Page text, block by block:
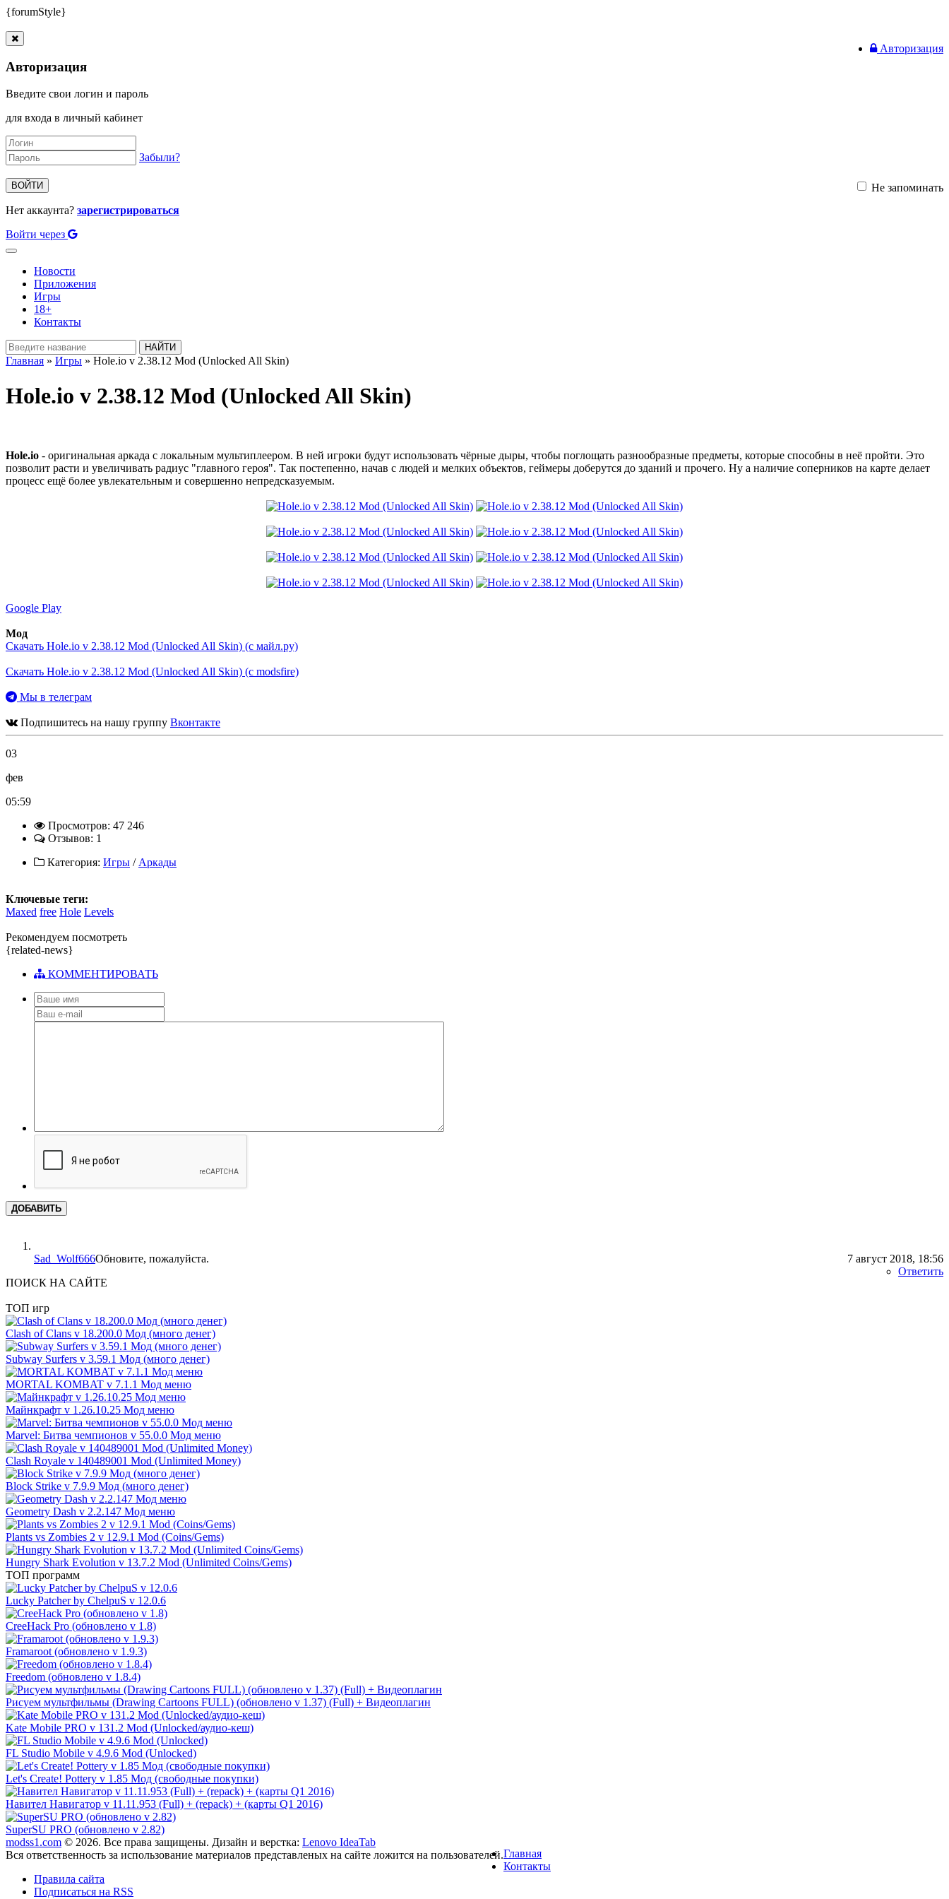
{forumStyle}
Авторизация
Авторизация
Введите свои логин и пароль
для входа в личный кабинет
Забыли?
ВОЙТИ
Не запоминать
Нет аккаунта? зарегистрироваться
Войти через
Toggle
navigationНовости
Приложения
Игры
18+
Контакты
Главная » Игры » Hole.io v 2.38.12 Mod (Unlocked All Skin)
Hole.io v 2.38.12 Mod (Unlocked All Skin)
Hole.io - оригинальная аркада с локальным мультиплеером. В ней игроки будут использовать чёрные дыры, чтобы поглощать разнообразные предметы, которые способны в неё пройти. Это
позволит расти и увеличивать радиус "главного героя". Так постепенно, начав с людей и мелких объектов, геймеры доберутся до зданий и прочего. Ну а наличие соперников на карте делает
процесс ещё более увлекательным и совершенно непредсказуемым.
Google Play
Мод
Скачать Hole.io v 2.38.12 Mod (Unlocked All Skin) (с майл.ру)
Скачать Hole.io v 2.38.12 Mod (Unlocked All Skin) (с modsfire)
Мы в телеграм
Подпишитесь на нашу группу Вконтакте
03
фев
05:59
Просмотров: 47 246
Отзывов: 1
Категория: Игры / Аркады
Ключевые теги:
Maxed free Hole Levels
Рекомендуем посмотреть
{related-news}
КОММЕНТИРОВАТЬ
ДОБАВИТЬ
Sad_Wolf666 7 август 2018, 18:56
Обновите, пожалуйста.
Ответить
ПОИСК НА САЙТЕ
ТОП игр
Clash of Clans v 18.200.0 Мод (много денег)
Subway Surfers v 3.59.1 Мод (много денег)
MORTAL KOMBAT v 7.1.1 Мод меню
Майнкрафт v 1.26.10.25 Мод меню
Marvel: Битва чемпионов v 55.0.0 Мод меню
Clash Royale v 140489001 Mod (Unlimited Money)
Block Strike v 7.9.9 Мод (много денег)
Geometry Dash v 2.2.147 Мод меню
Plants vs Zombies 2 v 12.9.1 Mod (Coins/Gems)
Hungry Shark Evolution v 13.7.2 Mod (Unlimited Coins/Gems)
ТОП программ
Lucky Patcher by ChelpuS v 12.0.6
CreeHack Pro (обновлено v 1.8)
Framaroot (обновлено v 1.9.3)
Freedom (обновлено v 1.8.4)
Рисуем мультфильмы (Drawing Cartoons FULL) (обновлено v 1.37) (Full) + Видеоплагин
Kate Mobile PRO v 131.2 Mod (Unlocked/аудио-кеш)
FL Studio Mobile v 4.9.6 Mod (Unlocked)
Let's Create! Pottery v 1.85 Мод (свободные покупки)
Навител Навигатор v 11.11.953 (Full) + (repack) + (карты Q1 2016)
SuperSU PRO (обновлено v 2.82)
modss1.com © 2026. Все права защищены. Дизайн и верстка: Lenovo IdeaTab
Вся ответственность за использование материалов представленых на сайте ложится на пользователей.Главная
Контакты
Правила сайта
Подписаться на RSS